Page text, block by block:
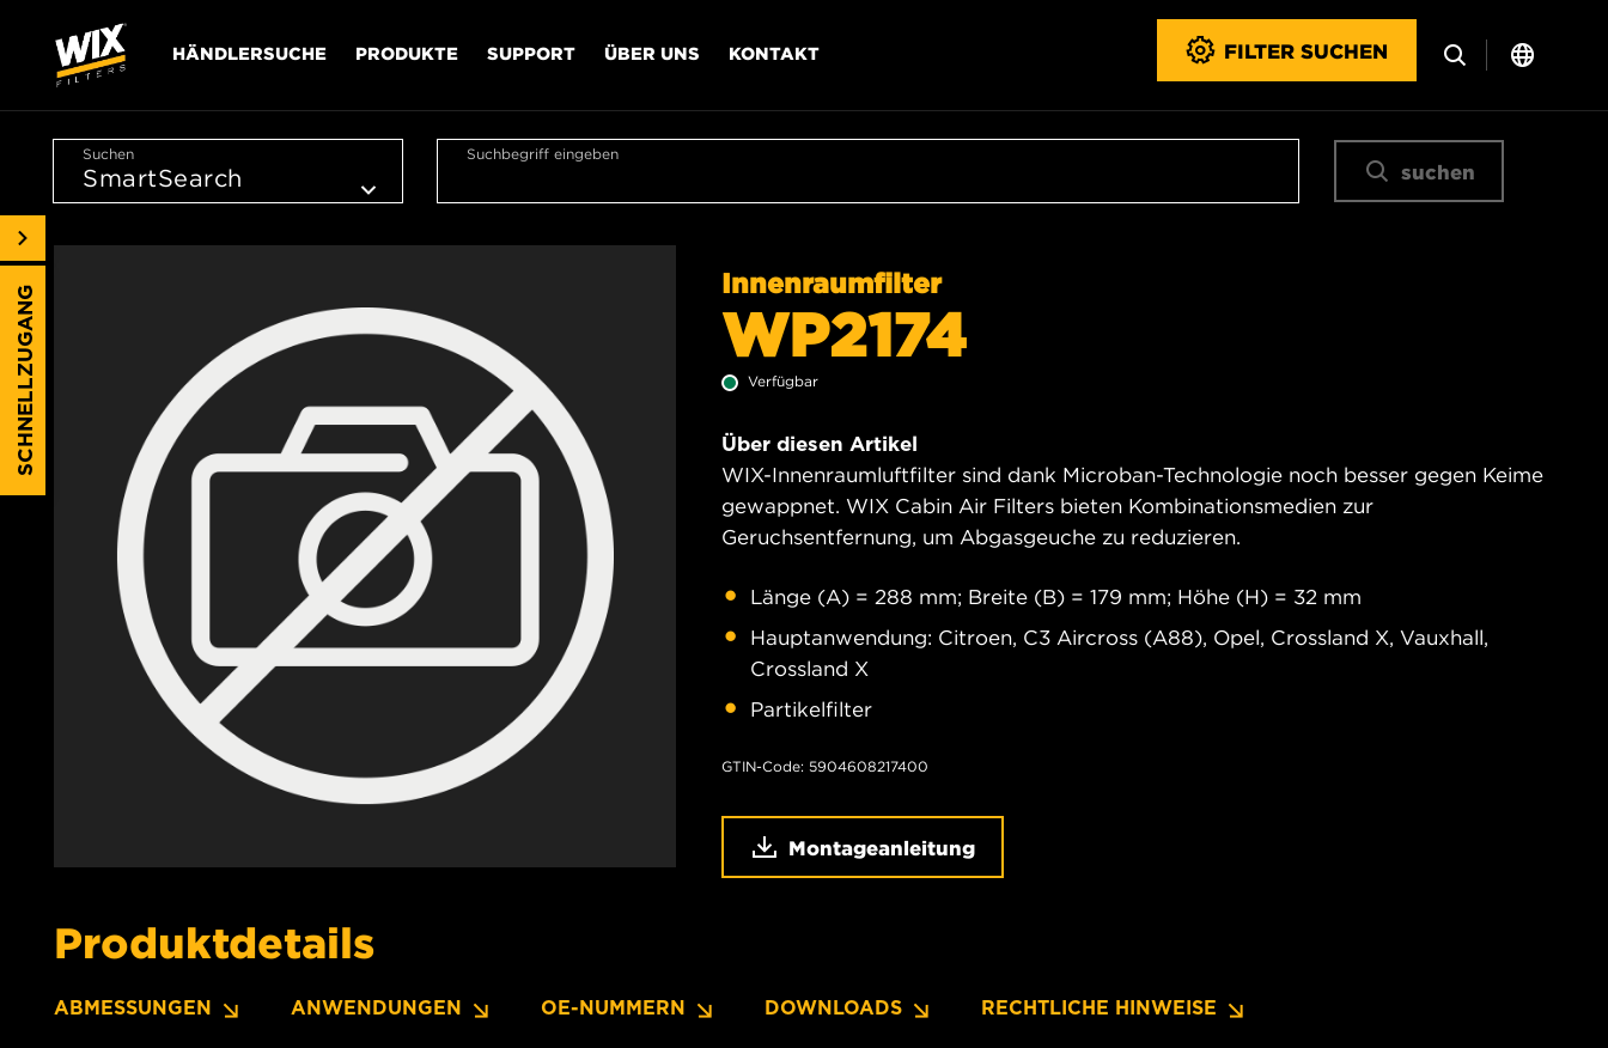
HÄNDLERSUCHE PRODUKTE SUPPORT ÜBER UNS KONTAKT FILTER SUCHEN
Suchen Suchbegriff eingeben
suchen
Innenraumfilter
WP2174
Verfügbar
Über diesen Artikel
WIX-Innenraumluftfilter sind dank Microban-Technologie noch besser gegen Keime
gewappnet. WIX Cabin Air Filters bieten Kombinationsmedien zur
Geruchsentfernung, um Abgasgeuche zu reduzieren.
Länge (A) = 288 mm; Breite (B) = 179 mm; Höhe (H) = 32 mm
Hauptanwendung: Citroen, C3 Aircross (A88), Opel, Crossland X, Vauxhall,
Crossland X
Partikelfilter
GTIN-Code: 5904608217400
Montageanleitung
Produktdetails
ABMESSUNGEN ANWENDUNGEN OE-NUMMERN DOWNLOADS RECHTLICHE HINWEISE
SCHNELLZUGANG